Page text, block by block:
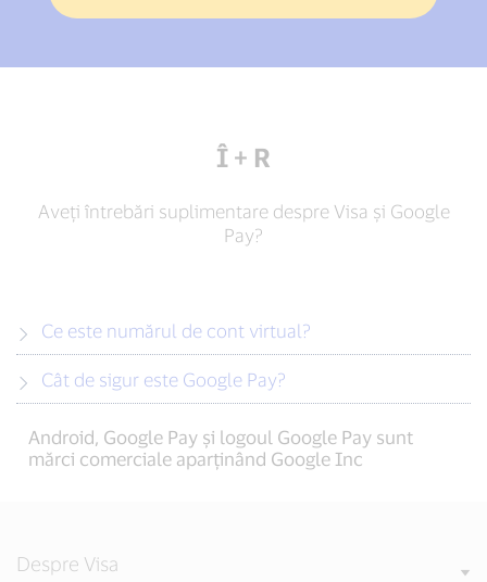
Î + R
Aveți întrebări suplimentare despre Visa și Google
Pay?
Ce este numărul de cont virtual?
Cât de sigur este Google Pay?
Android, Google Pay și logoul Google Pay sunt
mărci comerciale aparținând Google Inc
Despre Visa